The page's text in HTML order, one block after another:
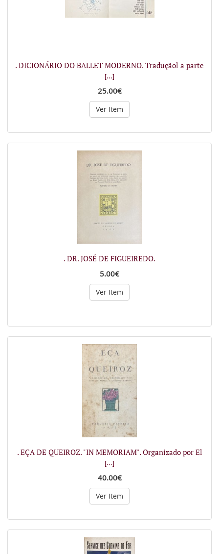
. DICIONÁRIO DO BALLET MODERNO. Traduçãol a parte
[...]
25.00€
Ver Item
. DR. JOSÉ DE FIGUEIREDO.
5.00€
Ver Item
. EÇA DE QUEIROZ. "IN MEMORIAM". Organizado por El
[...]
40.00€
Ver Item